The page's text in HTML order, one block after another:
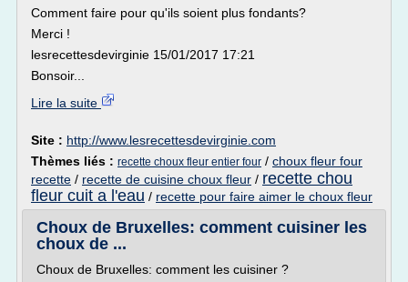
Comment faire pour qu'ils soient plus fondants?
Merci !
lesrecettesdevirginie 15/01/2017 17:21
Bonsoir...
Lire la suite
Site : http://www.lesrecettesdevirginie.com
Thèmes liés : recette choux fleur entier four / choux fleur four
recette / recette de cuisine choux fleur / recette chou
fleur cuit a l'eau / recette pour faire aimer le choux fleur
Choux de Bruxelles: comment cuisiner les
choux de ...
Choux de Bruxelles: comment les cuisiner ?